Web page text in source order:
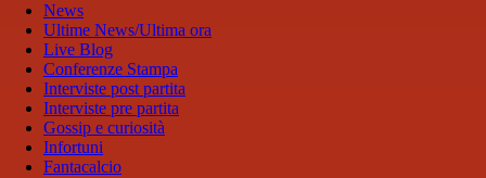
News
Ultime News/Ultima ora
Live Blog
Conferenze Stampa
Interviste post partita
Interviste pre partita
Gossip e curiosità
Infortuni
Fantacalcio